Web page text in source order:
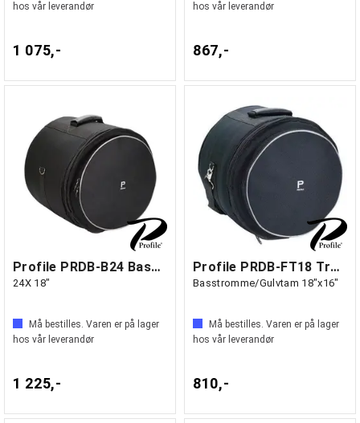
hos vår leverandør
1 075,-
hos vår leverandør
867,-
Profile PRDB-B24 Basstrommebag
24X 18"
Må bestilles. Varen er på lager
hos vår leverandør
1 225,-
Profile PRDB-FT18 Trommebag
Basstromme/Gulvtam 18"x16"
Må bestilles. Varen er på lager
hos vår leverandør
810,-